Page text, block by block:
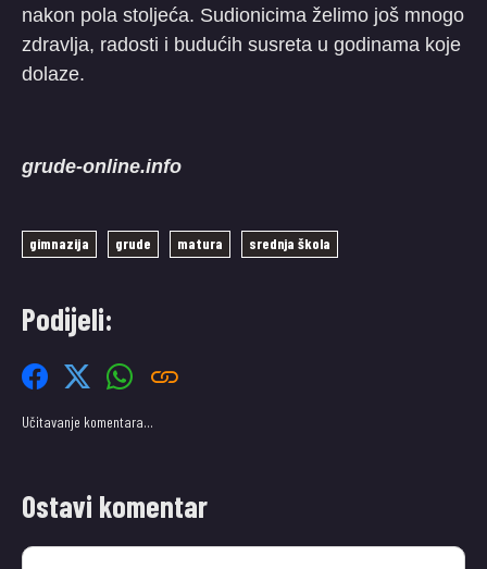
nakon pola stoljeća. Sudionicima želimo još mnogo
zdravlja, radosti i budućih susreta u godinama koje
dolaze.
grude-online.info
gimnazija grude matura srednja škola
Podijeli:
Učitavanje komentara…
Ostavi komentar